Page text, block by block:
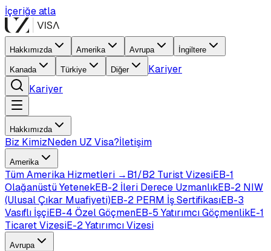
İçeriğe atla
Hakkımızda Amerika Avrupa İngiltere
Kanada Türkiye Diğer
Kariyer
Kariyer
Hakkımızda
Biz KimizNeden UZ Visa?İletişim
Amerika
TümAmerika Hizmetleri →B1/B2 Turist VizesiEB-1
Olağanüstü YetenekEB-2 İleri Derece UzmanlıkEB-2 NIW
(Ulusal Çıkar Muafiyeti)EB-2 PERM İş SertifikasıEB-3
Vasıflı İşçiEB-4 Özel GöçmenEB-5 Yatırımcı GöçmenlikE-1
Ticaret VizesiE-2 Yatırımcı Vizesi
Avrupa